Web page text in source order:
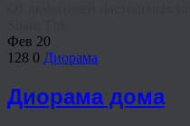
Фев 20
128 0 Диорама
Диорама дома